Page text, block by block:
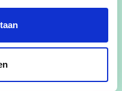
van onze
samenleving
landbouwers en